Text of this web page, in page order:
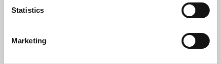
Statistics
Marketing